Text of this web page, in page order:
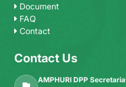
Document
FAQ
Contact
Contact Us
AMPHURI DPP